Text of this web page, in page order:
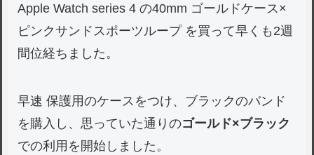
Apple Watch series 4 の40mm ゴールドケース×
ピンクサンドスポーツループ を買って早くも2週
間位経ちました。
早速 保護用のケースをつけ、ブラックのバンド
を購入し、思っていた通りのゴールド×ブラック
での利用を開始しました。